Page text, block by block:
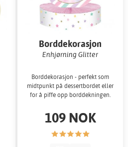
Borddekorasjon
Enhjørning Glitter
Borddekorasjon - perfekt som
midtpunkt på dessertbordet eller
for å piffe opp borddekningen.
109 NOK